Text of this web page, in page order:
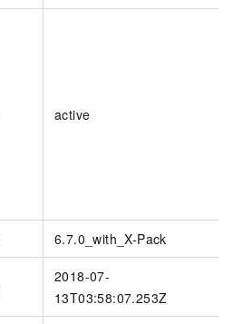
active
6.7.0_with_X-Pack
2018-07-
13T03:58:07.253Z